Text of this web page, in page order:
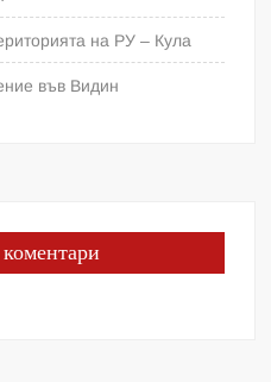
на РУ – Кула
във Видин